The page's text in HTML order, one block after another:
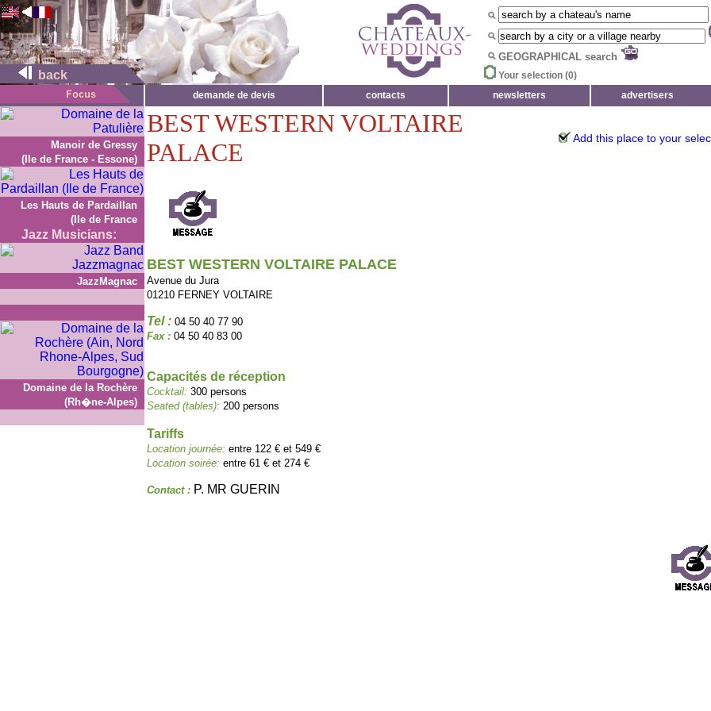
back
GEOGRAPHICAL search
Your selection (0)
demande de devis
contacts newsletters advertisers
Manoir de Gressy
(Ile de France - Essone)
Les Hauts de Pardaillan
(Ile de France
Jazz Musicians:
JazzMagnac
Domaine de la Rochère
(Rh�ne-Alpes)
BEST WESTERN VOLTAIRE
PALACE
Add this place to your
BEST WESTERN VOLTAIRE PALACE
Avenue du Jura
01210 FERNEY VOLTAIRE
Tel : 04 50 40 77 90
Fax : 04 50 40 83 00
Capacités de réception
Cocktail: 300 persons
Seated (tables): 200 persons
Tariffs
Location journée: entre 122 € et 549 €
Location soirée: entre 61 € et 274 €
Contact : P. MR GUERIN